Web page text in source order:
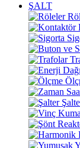
ŞALT